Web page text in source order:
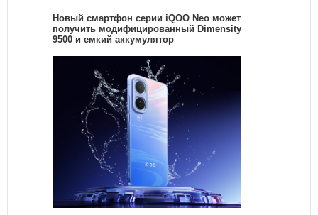
Новый смартфон серии iQOO Neo может
получить модифицированный Dimensity
9500 и емкий аккумулятор